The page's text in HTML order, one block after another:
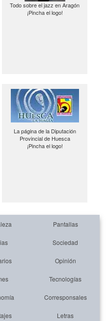
Todo sobre el jazz en Aragón
¡Pincha el logo!
La página de la Diputación
Provincial de Huesca
¡Pincha el logo!
Pantallas
Sociedad
Opinión
Tecnologías
Corresponsales
Letras